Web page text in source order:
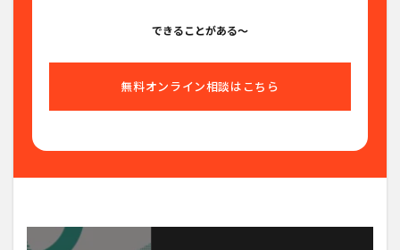
できることがある〜
無料オンライン相談はこちら